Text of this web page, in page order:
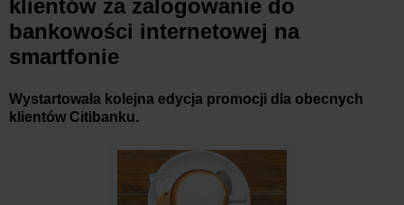
klientów za zalogowanie do
bankowości internetowej na
smartfonie
Wystartowała kolejna edycja promocji dla obecnych
klientów Citibanku.